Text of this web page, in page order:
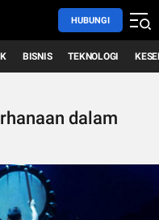
HUBUNGI
BISNIS TEKNOLOGI
dalam